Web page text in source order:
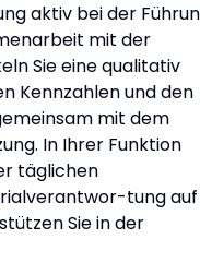
aktiv bei der
mit der
Sie eine qualitativ
Kennzahlen und den
mit dem
In Ihrer Funktion
täglichen
tung auf
Sie in der